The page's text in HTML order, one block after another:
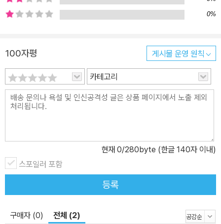
0%
100자평 게시물 운영 원칙
카테고리
현재 0/280byte (한글 140자 이내)
스포일러 포함
등록
구매자 (0) 전체 (2)